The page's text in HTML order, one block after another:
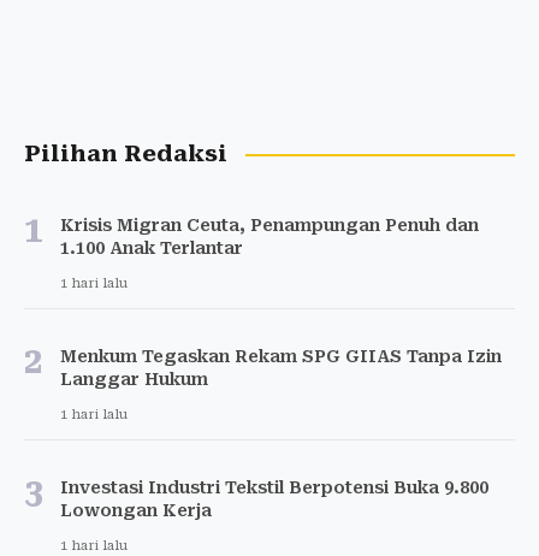
Pilihan Redaksi
1
Krisis Migran Ceuta, Penampungan Penuh dan
1.100 Anak Terlantar
1 hari lalu
2
Menkum Tegaskan Rekam SPG GIIAS Tanpa Izin
Langgar Hukum
1 hari lalu
3
Investasi Industri Tekstil Berpotensi Buka 9.800
Lowongan Kerja
1 hari lalu